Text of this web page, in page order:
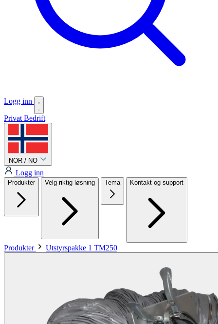
Logg inn
Privat Bedrift
NOR / NO
Logg inn
Produkter Velg riktig løsning Tema Kontakt og support
Produkter Utstyrspakke 1 TM250